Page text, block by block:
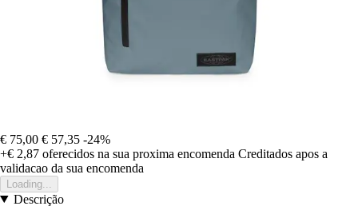
€ 75,00 € 57,35 -24%
+€ 2,87 oferecidos na sua proxima encomenda Creditados apos a
validacao da sua encomenda
Loading...
Descrição